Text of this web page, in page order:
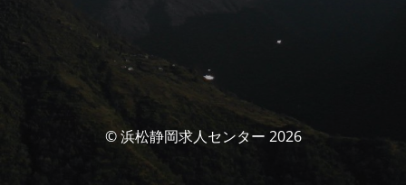
© 浜松静岡求人センター 2026